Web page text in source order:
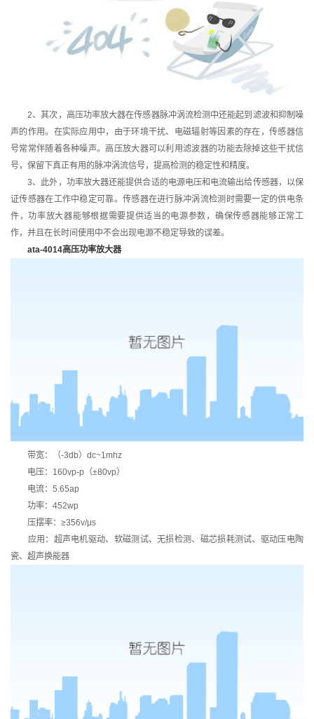
2、其次，高压功率放大器在传感器脉冲涡流检测中还能起到滤波和抑制噪
声的作用。在实际应用中，由于环境干扰、电磁辐射等因素的存在，传感器信
号常常伴随着各种噪声。高压放大器可以利用滤波器的功能去除掉这些干扰信
号，保留下真正有用的脉冲涡流信号，提高检测的稳定性和精度。
3、此外，功率放大器还能提供合适的电源电压和电流输出给传感器，以保
证传感器在工作中稳定可靠。传感器在进行脉冲涡流检测时需要一定的供电条
件，功率放大器能够根据需要提供适当的电源参数，确保传感器能够正常工
作，并且在长时间使用中不会出现电源不稳定导致的误差。
ata-4014高压功率放大器
带宽：（-3db）dc~1mhz
电压：160vp-p（±80vp）
电流：5.65ap
功率：452wp
压摆率：≥356v/μs
应用：超声电机驱动、软磁测试、无损检测、磁芯损耗测试、驱动压电陶
瓷、超声换能器